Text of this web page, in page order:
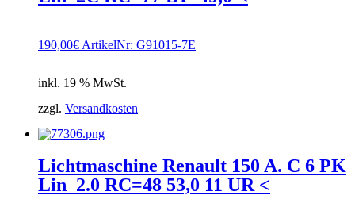
190,00€ ArtikelNr: G91015-7E
inkl. 19 % MwSt.
zzgl. Versandkosten
Lichtmaschine Renault 150 A. C 6 PK
Lin_2.0 RC=48 53,0 11 UR <